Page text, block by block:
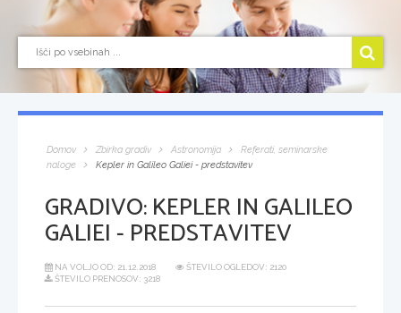
Domov Zbirka gradiv Astronomija
Referati, seminarske
naloge
Kepler in Galileo Galiei - predstavitev
GRADIVO:KEPLER IN GALILEO
GALIEI - PREDSTAVITEV
NA VOLJO OD: 21.12.2018
ŠTEVILO OGLEDOV: 2120
ŠTEVILO PRENOSOV: 3218